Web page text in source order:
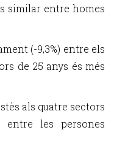
similar entre homes
(-9,3%) entre els
de 25 anys és més
als quatre sectors
entre les persones